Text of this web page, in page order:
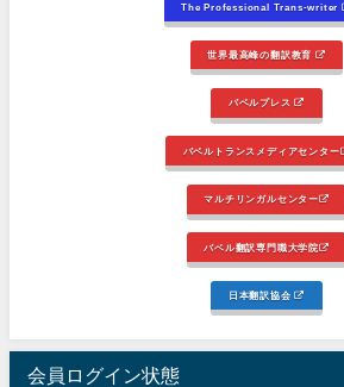
The Professional Trans-writer
世界最高峰の翻訳教育
バベルプレス
バベルトランスメディアセンター
マルチリンガルセンター
バベル翻訳専門職大学院
日本翻訳協会
会員ログイン状態